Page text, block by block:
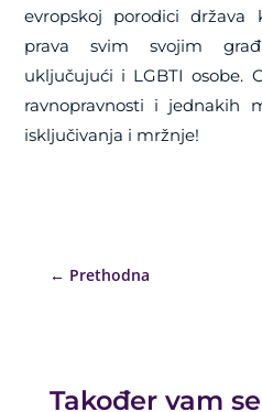
evropskoj porodici država
prava svim svojim
uključujući i LGBTI osobe.
ravnopravnosti i jednakih
isključivanja i mržnje!
← Prethodna
Također vam